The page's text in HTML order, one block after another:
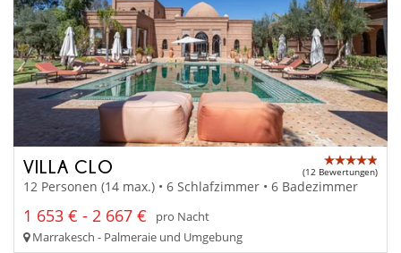
VILLA CLO (12 Bewertungen)
12 Personen (14 max.) • 6 Schlafzimmer • 6 Badezimmer
1 653 € - 2 667 €
pro Nacht
Marrakesch - Palmeraie und Umgebung